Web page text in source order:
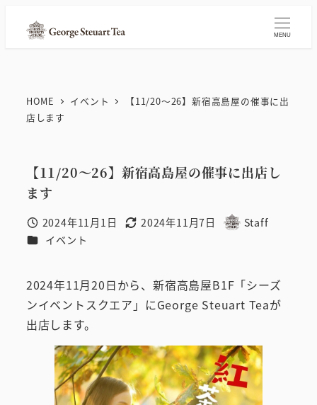
MENU
HOME イベント
【11/20～26】新宿高島屋の催事に出
店します
【11/20～26】新宿高島屋の催事に出店し
ます
投稿日
2024年11月1日
更新日
2024年11月7日
著
Staff
カテゴリー
イベント
2024年11月20日から、新宿高島屋B1F「シーズ
ンイベントスクエア」にGeorge Steuart Teaが
出店します。